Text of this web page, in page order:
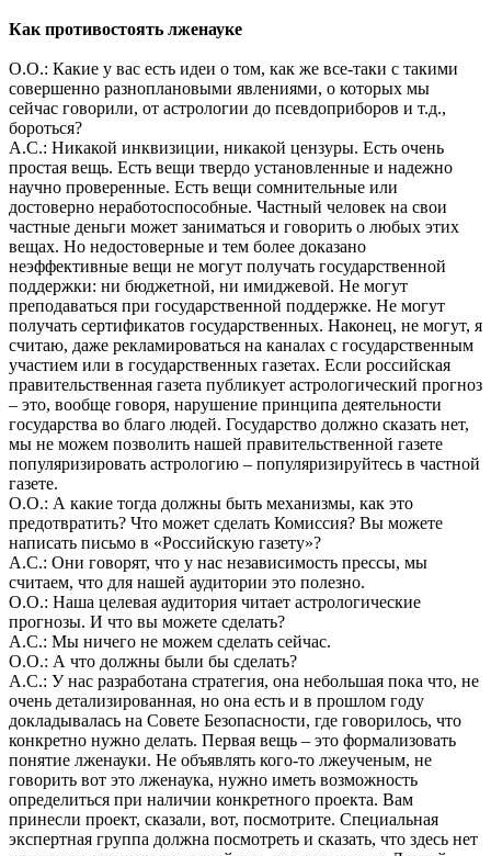
Как противостоять лженауке
О.О.: Какие у вас есть идеи о том, как же все-таки с такими
совершенно разноплановыми явлениями, о которых мы
сейчас говорили, от астрологии до псевдоприборов и т.д.,
бороться?
А.С.: Никакой инквизиции, никакой цензуры. Есть очень
простая вещь. Есть вещи твердо установленные и надежно
научно проверенные. Есть вещи сомнительные или
достоверно неработоспособные. Частный человек на свои
частные деньги может заниматься и говорить о любых этих
вещах. Но недостоверные и тем более доказано
неэффективные вещи не могут получать государственной
поддержки: ни бюджетной, ни имиджевой. Не могут
преподаваться при государственной поддержке. Не могут
получать сертификатов государственных. Наконец, не могут, я
считаю, даже рекламироваться на каналах с государственным
участием или в государственных газетах. Если российская
правительственная газета публикует астрологический прогноз
– это, вообще говоря, нарушение принципа деятельности
государства во благо людей. Государство должно сказать нет,
мы не можем позволить нашей правительственной газете
популяризировать астрологию – популяризируйтесь в частной
газете.
О.О.: А какие тогда должны быть механизмы, как это
предотвратить? Что может сделать Комиссия? Вы можете
написать письмо в «Российскую газету»?
А.С.: Они говорят, что у нас независимость прессы, мы
считаем, что для нашей аудитории это полезно.
О.О.: Наша целевая аудитория читает астрологические
прогнозы. И что вы можете сделать?
А.С.: Мы ничего не можем сделать сейчас.
О.О.: А что должны были бы сделать?
А.С.: У нас разработана стратегия, она небольшая пока что, не
очень детализированная, но она есть и в прошлом году
докладывалась на Совете Безопасности, где говорилось, что
конкретно нужно делать. Первая вещь – это формализовать
понятие лженауки. Не объявлять кого-то лжеученым, не
говорить вот это лженаука, нужно иметь возможность
определиться при наличии конкретного проекта. Вам
принесли проект, сказали, вот, посмотрите. Специальная
экспертная группа должна посмотреть и сказать, что здесь нет